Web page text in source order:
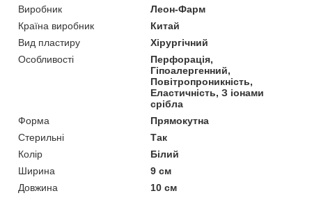
Виробник
Леон-Фарм
Країна виробник
Китай
Вид пластиру
Хірургічний
Особливості
Перфорація,
Гіпоалергенний,
Повітропроникність,
Еластичність, З іонами
срібла
Форма
Прямокутна
Стерильні
Так
Колір
Білий
Ширина
9 см
Довжина
10 см